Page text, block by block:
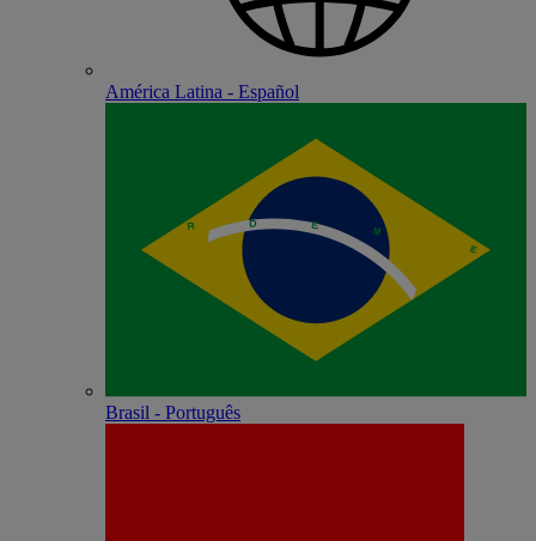
América Latina - Español
Brasil - Português